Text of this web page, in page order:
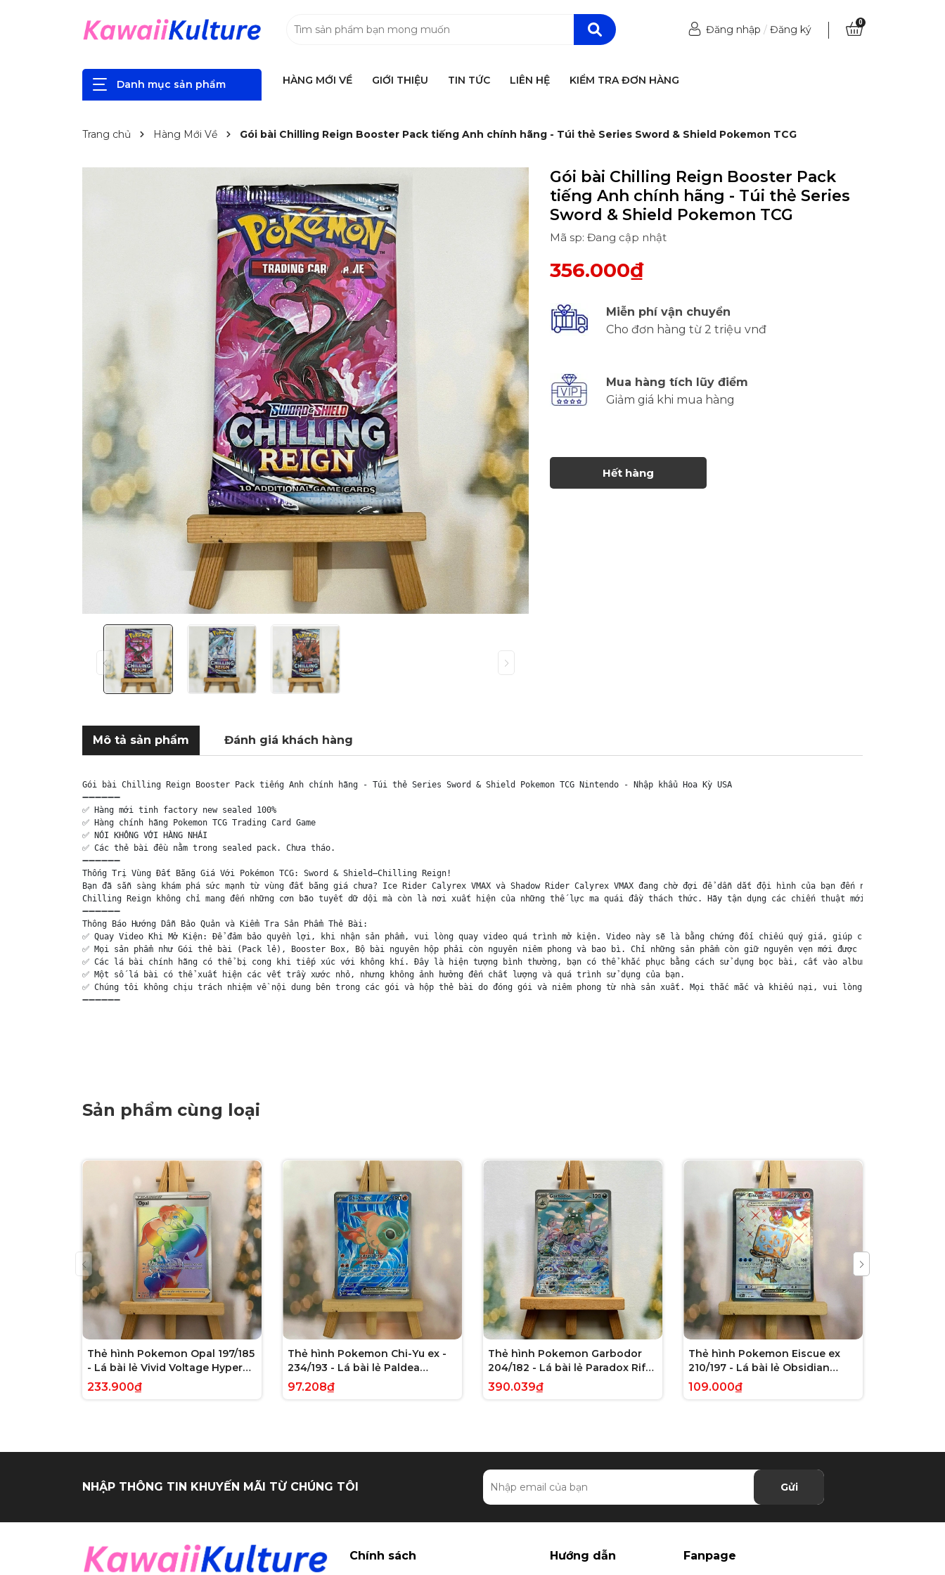
Đăng nhập / Đăng ký
0
Danh mục sản phẩm HÀNG MỚI VỀ GIỚI THIỆU TIN TỨC LIÊN HỆ KIỂM TRA ĐƠN HÀNG
Trang chủ Hàng Mới Về Gói bài Chilling Reign Booster Pack tiếng Anh chính hãng - Túi thẻ Series Sword & Shield Pokemon TCG
Gói bài Chilling Reign Booster Pack
tiếng Anh chính hãng - Túi thẻ Series
Sword & Shield Pokemon TCG
Mã sp: Đang cập nhật
356.000₫
Miễn phí vận chuyển
Cho đơn hàng từ 2 triệu vnđ
Mua hàng tích lũy điểm
Giảm giá khi mua hàng
Hết hàng
Mô tả sản phẩm Đánh giá khách hàng
Gói bài Chilling Reign Booster Pack tiếng Anh chính hãng - Túi thẻ Series Sword & Shield Pokemon TCG Nintendo - Nhập khẩu Hoa Kỳ USA
➖➖➖➖➖➖
✅ Hàng mới tinh factory new sealed 100%
✅ Hàng chính hãng Pokemon TCG Trading Card Game
✅ NÓI KHÔNG VỚI HÀNG NHÁI
✅ Các thẻ bài đều nằm trong sealed pack. Chưa tháo.
➖➖➖➖➖➖
Thống Trị Vùng Đất Băng Giá Với Pokémon TCG: Sword & Shield—Chilling Reign!
Bạn đã sẵn sàng khám phá sức mạnh từ vùng đất băng giá chưa? Ice Rider Calyrex VMAX và Shadow Rider Calyrex VMAX đang chờ đợi để dẫn dắt đội hình của bạn đến những đỉnh
Chilling Reign không chỉ mang đến những cơn bão tuyết dữ dội mà còn là nơi xuất hiện của những thế lực ma quái đầy thách thức. Hãy tận dụng các chiến thuật mới để vượt
➖➖➖➖➖➖
Thông Báo Hướng Dẫn Bảo Quản và Kiểm Tra Sản Phẩm Thẻ Bài:
✅ Quay Video Khi Mở Kiện: Để đảm bảo quyền lợi, khi nhận sản phẩm, vui lòng quay video quá trình mở kiện. Video này sẽ là bằng chứng đối chiếu quý giá, giúp chúng tôi nhanh
✅ Mọi sản phẩm như Gói thẻ bài (Pack lẻ), Booster Box, Bộ bài nguyên hộp phải còn nguyên niêm phong và bao bì. Chỉ những sản phẩm còn giữ nguyên vẹn mới được chấp nhận đổi
✅ Các lá bài chính hãng có thể bị cong khi tiếp xúc với không khí. Đây là hiện tượng bình thường, bạn có thể khắc phục bằng cách sử dụng bọc bài, cất vào album, hoặc ép giữa
✅ Một số lá bài có thể xuất hiện các vết trầy xước nhỏ, nhưng không ảnh hưởng đến chất lượng và quá trình sử dụng của bạn.
✅ Chúng tôi không chịu trách nhiệm về nội dung bên trong các gói và hộp thẻ bài do đóng gói và niêm phong từ nhà sản xuất. Mọi thắc mắc và khiếu nại, vui lòng liên hệ trực
➖➖➖➖➖➖
Sản phẩm cùng loại
Thẻ hình Pokemon Opal 197/185
- Lá bài lẻ Vivid Voltage Hyper
Rare tiếng Anh chính hãng
233.900₫
Thẻ hình Pokemon Chi-Yu ex -
234/193 - Lá bài lẻ Paldea
Evolved Full Art Secret Rare
tiếng Anh chính hãng
97.208₫
Thẻ hình Pokemon Garbodor
204/182 - Lá bài lẻ Paradox Rift
Illustration Rare tiếng Anh chính
390.039₫
Thẻ hình Pokemon Eiscue ex
210/197 - Lá bài lẻ Obsidian
Flames Full Art Secret Rare
tiếng Anh chính hãng
109.000₫
NHẬP THÔNG TIN KHUYẾN MÃI TỪ CHÚNG TÔI Gửi
Chính sách Hướng dẫn Fanpage